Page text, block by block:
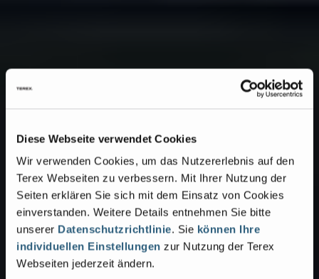
Diese Webseite verwendet Cookies
Wir verwenden Cookies, um das Nutzererlebnis auf den
Terex Webseiten zu verbessern. Mit Ihrer Nutzung der
Seiten erklären Sie sich mit dem Einsatz von Cookies
einverstanden. Weitere Details entnehmen Sie bitte
unserer Datenschutzrichtlinie. Sie können Ihre
individuellen Einstellungen zur Nutzung der Terex
Webseiten jederzeit ändern.